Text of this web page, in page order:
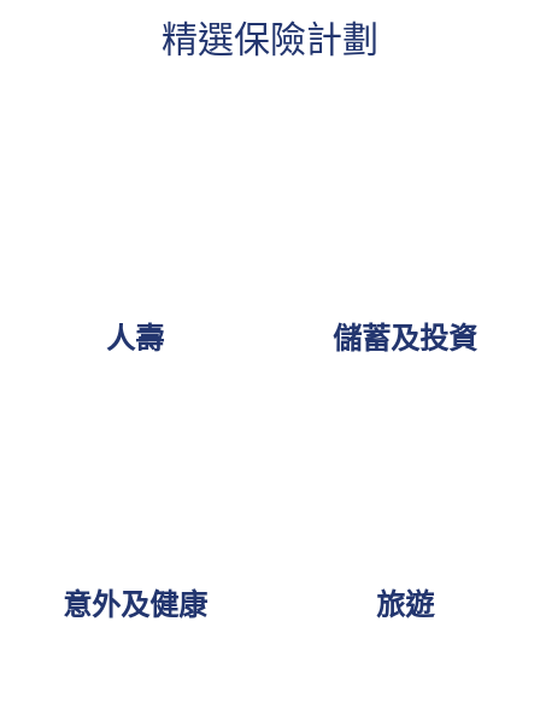
精選保險計劃
人壽 儲蓄及投資
意外及健康 旅遊